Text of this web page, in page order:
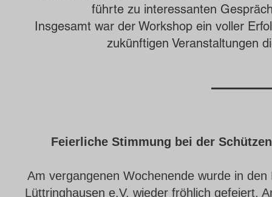
führte zu interessanten
Insgesamt war der Workshop ein voller
zukünftigen Veranstaltungen
Feierliche Stimmung bei der
Am vergangenen Wochenende wurde in
Lüttringhausen e.V. wieder fröhlich gefeiert.